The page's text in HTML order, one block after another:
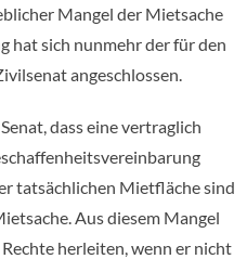
Mangel der Mietsache
hat sich nunmehr der für den
angeschlossen.
dass eine vertraglich
tatsächlichen Mietfläche sind
Aus diesem Mangel
herleiten, wenn er nicht